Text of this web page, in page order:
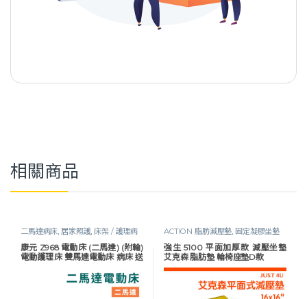
相關商品
二馬達病床, 居家照護,床架 / 護理病
床,護理床具及配件,長照專區, 預防褥
瘡
康元 Z968 電動床 (二馬達) (附輪)
電動護理床 雙馬達電動床 病床 送
ACTION 脂肪減壓墊, 固定凝膠坐墊
｜補助Ｄ款 指定折扣商品 減壓防褥
瘡,長照專區,預防褥瘡
強生 5100 平面加厚款 減壓坐墊
艾克森 脂肪墊 輪椅座墊D款